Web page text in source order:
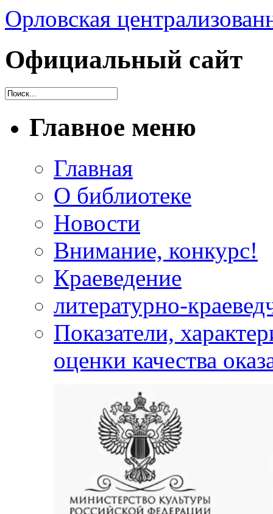
Орловская
Официальный сайт
Главное меню
Главная
О библиотеке
Новости
Внимание, конкурс!
Краеведение
литературно-
Показатели,
оценки качества